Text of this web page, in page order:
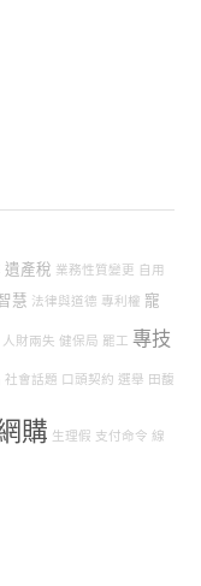
遺產稅 業務性質變更 自用
慧 法律與道德 專利權 寵
人財兩失 健保局 罷工 專技
社會話題 口頭契約 選舉 田馥
購 生理假 支付命令 線